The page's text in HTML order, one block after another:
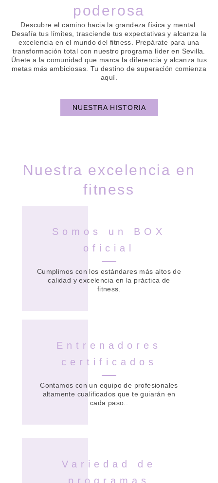
poderosa
Descubre el camino hacia la grandeza física y mental.
Desafía tus límites, trasciende tus expectativas y alcanza la
excelencia en el mundo del fitness. Prepárate para una
transformación total con nuestro programa líder en Sevilla.
Únete a la comunidad que marca la diferencia y alcanza tus
metas más ambiciosas. Tu destino de superación comienza
aquí.
NUESTRA HISTORIA
Nuestra excelencia en
fitness
Somos un BOX
oficial
Cumplimos con los estándares más altos de
calidad y excelencia en la práctica de
fitness.
Entrenadores
certificados
Contamos con un equipo de profesionales
altamente cualificados que te guiarán en
cada paso..
Variedad de
programas